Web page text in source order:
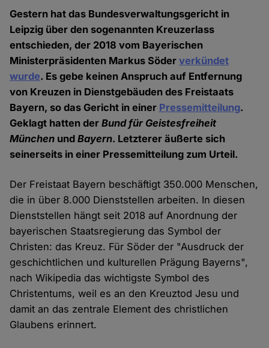
Gestern hat das Bundesverwaltungsgericht in
Leipzig über den sogenannten Kreuzerlass
entschieden, der 2018 vom Bayerischen
Ministerpräsidenten Markus Söderverkündet
wurde. Es gebe keinen Anspruch auf Entfernung
von Kreuzen in Dienstgebäuden des Freistaats
Bayern, so das Gericht in einer Pressemitteilung.
Geklagt hatten derBund für Geistesfreiheit
München undBayern. Letzterer äußerte sich
seinerseits in einer Pressemitteilung zum Urteil.
Der Freistaat Bayern beschäftigt 350.000 Menschen,
die in über 8.000 Dienststellen arbeiten. In diesen
Dienststellen hängt seit 2018 auf Anordnung der
bayerischen Staatsregierung das Symbol der
Christen: das Kreuz. Für Söder der "Ausdruck der
geschichtlichen und kulturellen Prägung Bayerns",
nach Wikipedia das wichtigste Symbol des
Christentums, weil es an den Kreuztod Jesu und
damit an das zentrale Element des christlichen
Glaubens erinnert.